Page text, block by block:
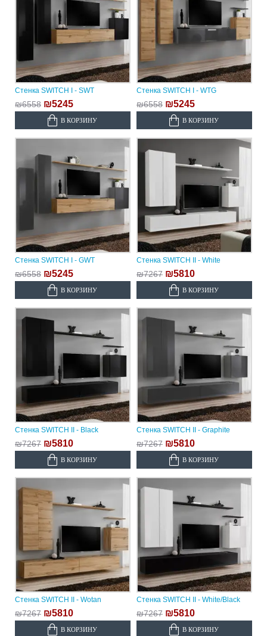
Стенка SWITCH I - SWT
₪6558 ₪5245
В КОРЗИНУ
Стенка SWITCH I - WTG
₪6558 ₪5245
В КОРЗИНУ
Стенка SWITCH I - GWT
₪6558 ₪5245
В КОРЗИНУ
Стенка SWITCH II - White
₪7267 ₪5810
В КОРЗИНУ
Стенка SWITCH II - Black
₪7267 ₪5810
В КОРЗИНУ
Стенка SWITCH II - Graphite
₪7267 ₪5810
В КОРЗИНУ
Стенка SWITCH II - Wotan
₪7267 ₪5810
В КОРЗИНУ
Стенка SWITCH II - White/Black
₪7267 ₪5810
В КОРЗИНУ